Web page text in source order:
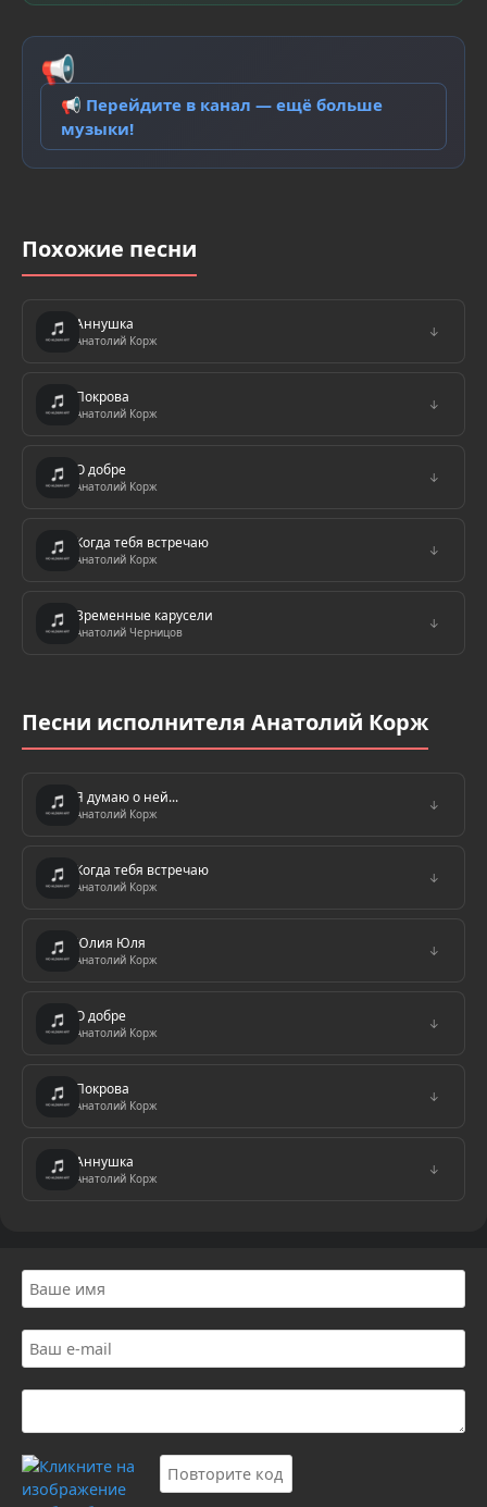
📢
📢 Перейдите в канал — ещё больше
музыки!
Похожие песни
Аннушка
Анатолий Корж
↓
Покрова
Анатолий Корж
↓
О добре
Анатолий Корж
↓
Когда тебя встречаю
Анатолий Корж
↓
Временные карусели
Анатолий Черницов
↓
Песни исполнителя Анатолий Корж
Я думаю о ней...
Анатолий Корж
↓
Когда тебя встречаю
Анатолий Корж
↓
Юлия Юля
Анатолий Корж
↓
О добре
Анатолий Корж
↓
Покрова
Анатолий Корж
↓
Аннушка
Анатолий Корж
↓